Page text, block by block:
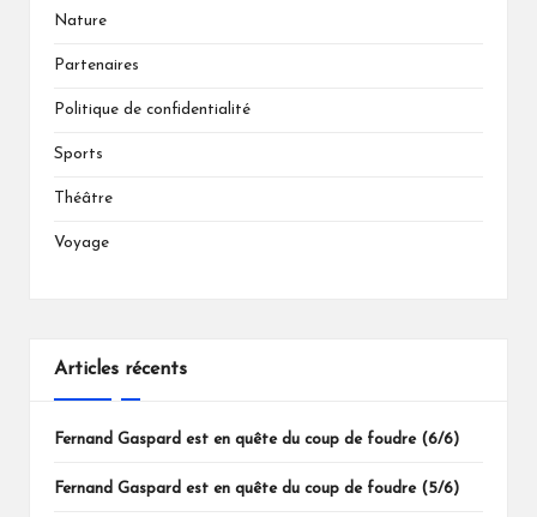
Nature
Partenaires
Politique de confidentialité
Sports
Théâtre
Voyage
Articles récents
Fernand Gaspard est en quête du coup de foudre (6/6)
Fernand Gaspard est en quête du coup de foudre (5/6)